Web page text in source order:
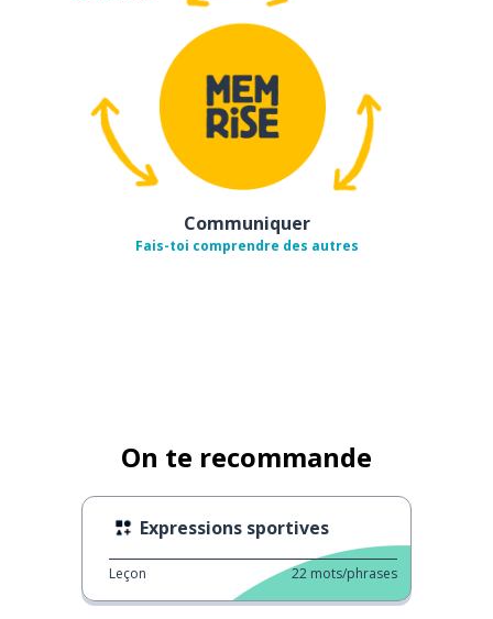
Communiquer
Fais-toi comprendre des autres
On te recommande
Expressions sportives
Leçon 22 mots/phrases